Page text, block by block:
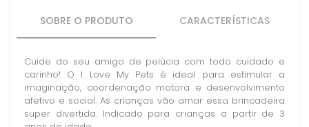
SOBRE O PRODUTO CARACTERÍSTICAS
Cuide do seu amigo de pelúcia com todo cuidado e
carinho! O I Love My Pets é ideal para estimular a
imaginação, coordenação motora e desenvolvimento
afetivo e social. As crianças vão amar essa brincadeira
super divertida. Indicado para crianças a partir de 3